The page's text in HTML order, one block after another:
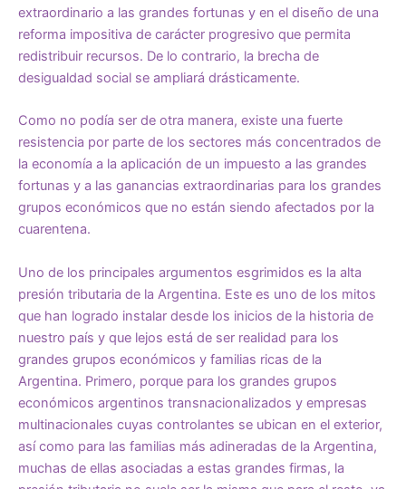
extraordinario a las grandes fortunas y en el diseño de una
reforma impositiva de carácter progresivo que permita
redistribuir recursos. De lo contrario, la brecha de
desigualdad social se ampliará drásticamente.
Como no podía ser de otra manera, existe una fuerte
resistencia por parte de los sectores más concentrados de
la economía a la aplicación de un impuesto a las grandes
fortunas y a las ganancias extraordinarias para los grandes
grupos económicos que no están siendo afectados por la
cuarentena.
Uno de los principales argumentos esgrimidos es la alta
presión tributaria de la Argentina. Este es uno de los mitos
que han logrado instalar desde los inicios de la historia de
nuestro país y que lejos está de ser realidad para los
grandes grupos económicos y familias ricas de la
Argentina. Primero, porque para los grandes grupos
económicos argentinos transnacionalizados y empresas
multinacionales cuyas controlantes se ubican en el exterior,
así como para las familias más adineradas de la Argentina,
muchas de ellas asociadas a estas grandes firmas, la